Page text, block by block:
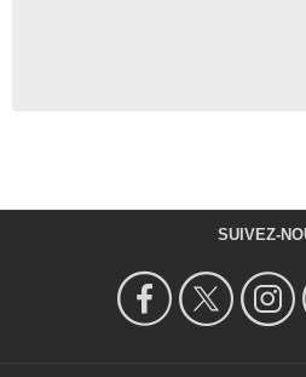
SUIVEZ-